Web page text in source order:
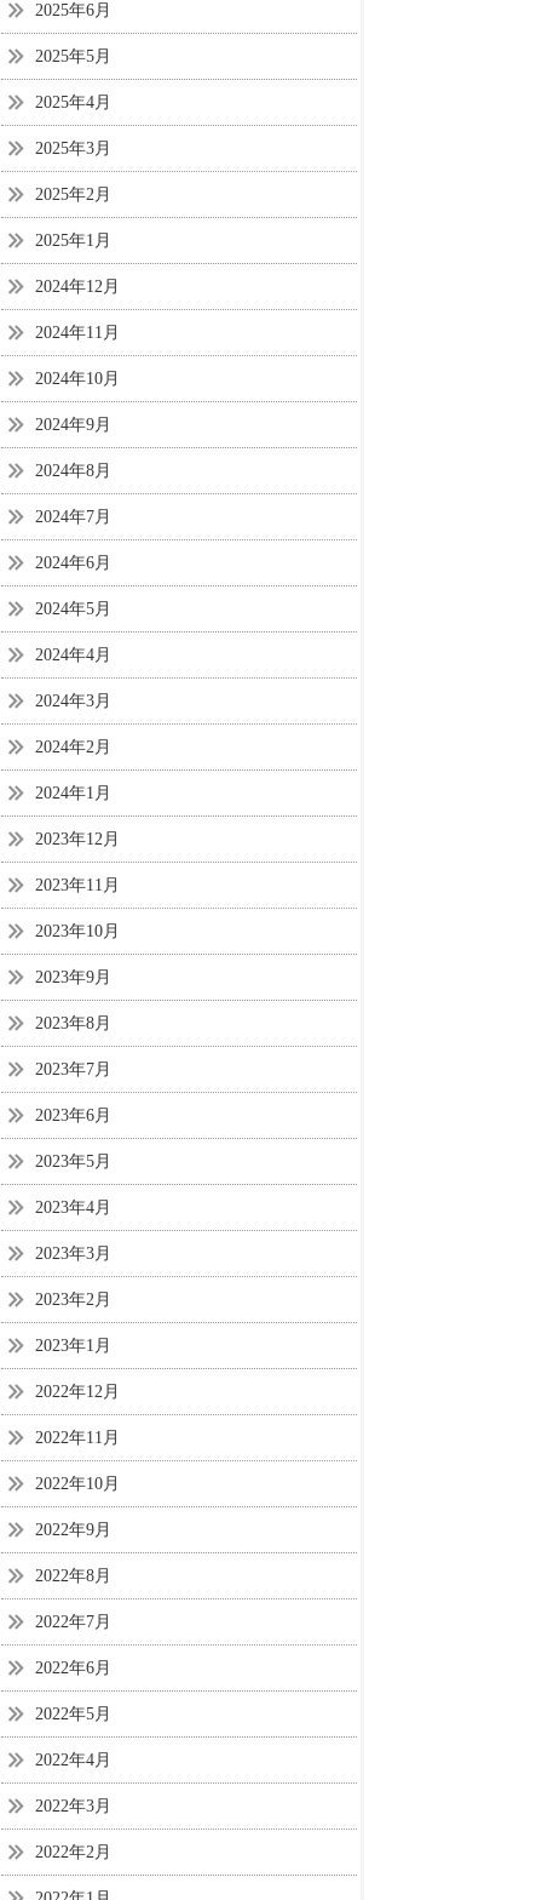
2025年6月
2025年5月
2025年4月
2025年3月
2025年2月
2025年1月
2024年12月
2024年11月
2024年10月
2024年9月
2024年8月
2024年7月
2024年6月
2024年5月
2024年4月
2024年3月
2024年2月
2024年1月
2023年12月
2023年11月
2023年10月
2023年9月
2023年8月
2023年7月
2023年6月
2023年5月
2023年4月
2023年3月
2023年2月
2023年1月
2022年12月
2022年11月
2022年10月
2022年9月
2022年8月
2022年7月
2022年6月
2022年5月
2022年4月
2022年3月
2022年2月